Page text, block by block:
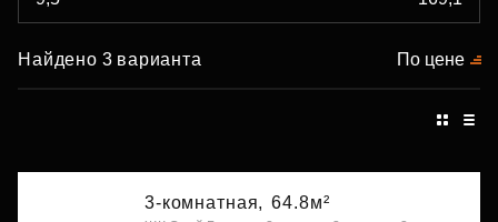
Найдено 3 варианта По цене
3-комнатная, 64.8м²